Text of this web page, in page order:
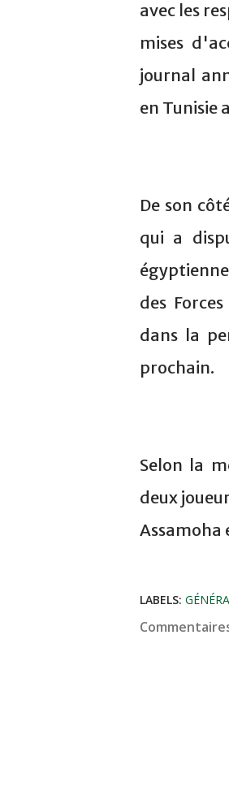
avec les
mises
journal
en
De son
qui a
des
dans la
prochain.
Selon la
deux
Assamoha
LABELS: